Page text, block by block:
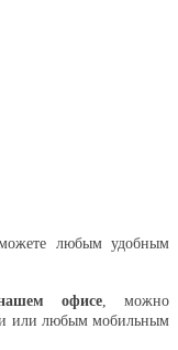
любым удобным
офисе, можно
или любым мобильным